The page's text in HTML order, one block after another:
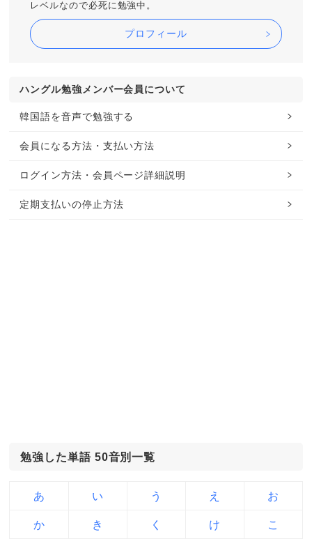
レベルなので必死に勉強中。
プロフィール
ハングル勉強メンバー会員について
韓国語を音声で勉強する
会員になる方法・支払い方法
ログイン方法・会員ページ詳細説明
定期支払いの停止方法
勉強した単語 50音別一覧
あ い う え お
か き く け こ